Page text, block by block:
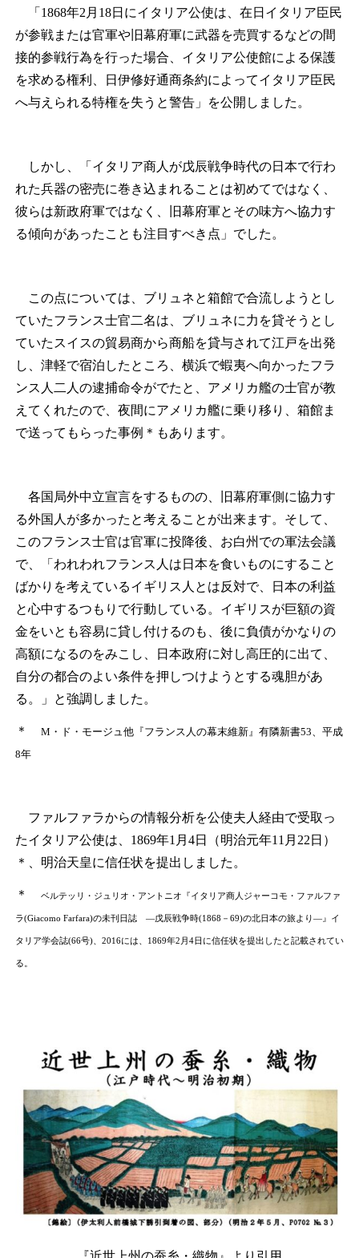
「1868年2月18日にイタリア公使は、在日イタリア臣民
が参戦または官軍や旧幕府軍に武器を売買するなどの間
接的参戦行為を行った場合、イタリア公使館による保護
を求める権利、日伊修好通商条約によってイタリア臣民
へ与えられる特権を失うと警告」を公開しました。
しかし、「イタリア商人が戊辰戦争時代の日本で行わ
れた兵器の密売に巻き込まれることは初めてではなく、
彼らは新政府軍ではなく、旧幕府軍とその味方へ協力す
る傾向があったことも注目すべき点」でした。
この点については、ブリュネと箱館で合流しようとし
ていたフランス士官二名は、ブリュネに力を貸そうとし
ていたスイスの貿易商から商船を貸与されて江戸を出発
し、津軽で宿泊したところ、横浜で蝦夷へ向かったフラ
ンス人二人の逮捕命令がでたと、アメリカ艦の士官が教
えてくれたので、夜間にアメリカ艦に乗り移り、箱館ま
で送ってもらった事例 ＊ もあります。
各国局外中立宣言をするものの、旧幕府軍側に協力す
る外国人が多かったと考えることが出来ます。そして、
このフランス士官は官軍に投降後、お白州での軍法会議
で、「われわれフランス人は日本を食いものにすること
ばかりを考えているイギリス人とは反対で、日本の利益
と心中するつもりで行動している。イギリスが巨額の資
金をいとも容易に貸し付けるのも、後に負債がかなりの
高額になるのをみこし、日本政府に対し高圧的に出て、
自分の都合のよい条件を押しつけようとする魂胆があ
る。」と強調しました。
＊ M・ド・モージュ他『フランス人の幕末維新』有隣新書53、平成
8年
ファルファラからの情報分析を公使夫人経由で受取っ
たイタリア公使は、1869年1月4日（明治元年11月22日）
＊
、明治天皇に信任状を提出しました。
＊ ベルテッリ・ジュリオ・アントニオ『イタリア商人ジャーコモ・ファルファ
ラ(Giacomo Farfara)の未刊日誌 ―戊辰戦争時(1868－69)の北日本の旅より―』イ
タリア学会誌(66号)、2016には、1869年2月4日に信任状を提出したと記載されてい
る。